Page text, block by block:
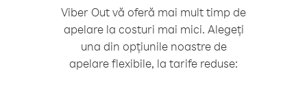
Viber Out vă oferă mai mult timp de
apelare la costuri mai mici. Alegeți
una din opțiunile noastre de
apelare flexibile, la tarife reduse: